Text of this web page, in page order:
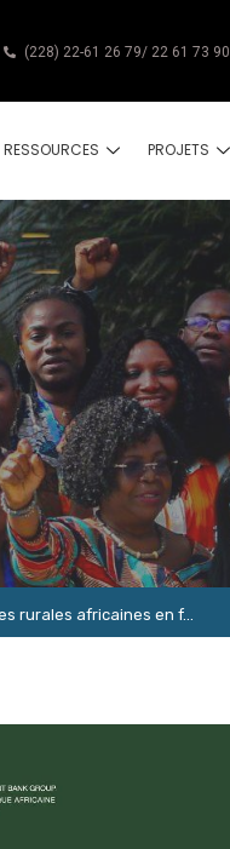
(228) 22-61 26 79/ 22 61 73 90
RESSOURCES PROJETS
rurales africaines en f...